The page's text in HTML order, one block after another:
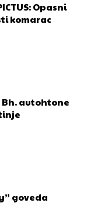
Opasni
komarac
Bh. autohtone
goveda